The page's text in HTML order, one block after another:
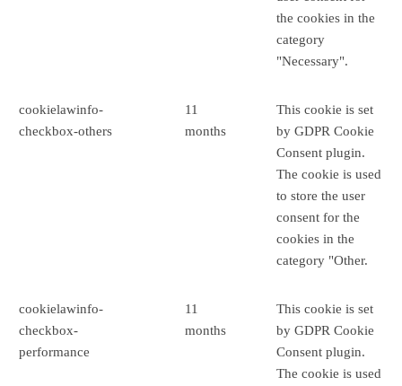
the cookies in the
category
"Necessary".
cookielawinfo-
checkbox-others
11
months
This cookie is set
by GDPR Cookie
Consent plugin.
The cookie is used
to store the user
consent for the
cookies in the
category "Other.
cookielawinfo-
checkbox-
performance
11
months
This cookie is set
by GDPR Cookie
Consent plugin.
The cookie is used